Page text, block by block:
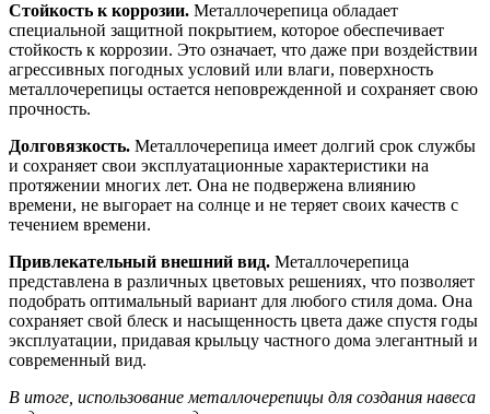
Стойкость к коррозии. Металлочерепица обладает
специальной защитной покрытием, которое обеспечивает
стойкость к коррозии. Это означает, что даже при воздействии
агрессивных погодных условий или влаги, поверхность
металлочерепицы остается неповрежденной и сохраняет свою
прочность.
Долговязкость. Металлочерепица имеет долгий срок службы
и сохраняет свои эксплуатационные характеристики на
протяжении многих лет. Она не подвержена влиянию
времени, не выгорает на солнце и не теряет своих качеств с
течением времени.
Привлекательный внешний вид. Металлочерепица
представлена в различных цветовых решениях, что позволяет
подобрать оптимальный вариант для любого стиля дома. Она
сохраняет свой блеск и насыщенность цвета даже спустя годы
эксплуатации, придавая крыльцу частного дома элегантный и
современный вид.
В итоге, использование металлочерепицы для создания навеса